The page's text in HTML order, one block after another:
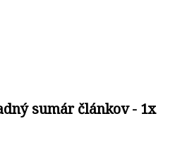
sumár článkov - 1x